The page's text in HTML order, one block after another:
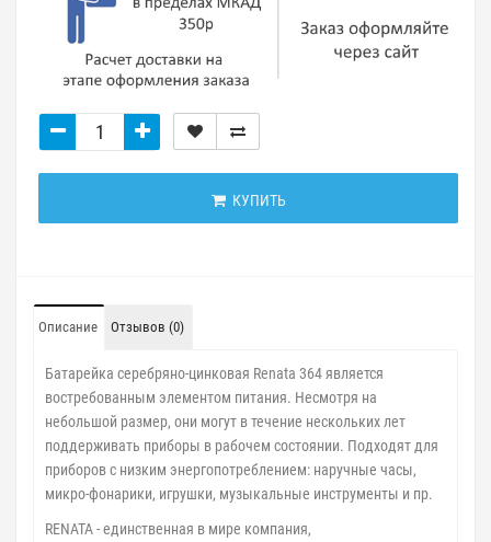
КУПИТЬ
Описание Отзывов (0)
Батарейка серебряно-цинковая Renata 364 является
востребованным элементом питания. Несмотря на
небольшой размер, они могут в течение нескольких лет
поддерживать приборы в рабочем состоянии. Подходят для
приборов с низким энергопотреблением: наручные часы,
микро-фонарики, игрушки, музыкальные инструменты и пр.
RENATA - единственная в мире компания,